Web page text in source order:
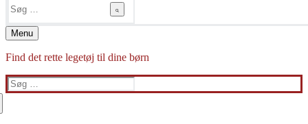
efter:
Menu
Find det rette legetøj til dine børn
Søg
efter: